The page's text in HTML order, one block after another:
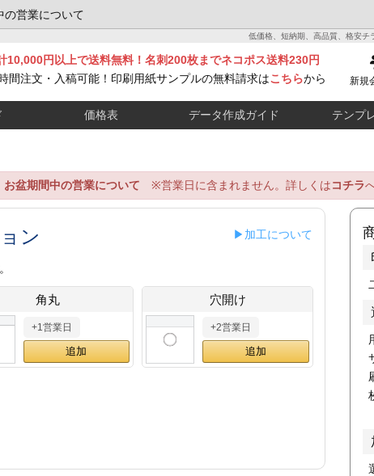
の営業について
低価格、短納期、高品質、格安チ
新規
10,000円以上で送料無料！名刺200枚までネコポス送料230円
間注文・入稿可能！印刷用紙サンプルの無料請求はこちらから
価格表 データ作成ガイド テンプ
お盆期間中の営業について ※営業日に含まれません。詳しくはコチラ
ン ▶加工について
角丸
+1営業日
穴開け
+2営業日